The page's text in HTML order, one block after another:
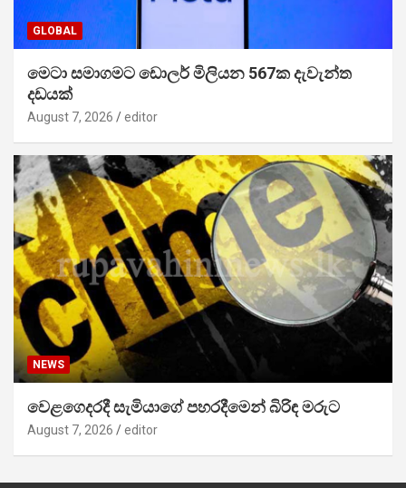
GLOBAL
මෙටා සමාගමට ඩොලර් මිලියන 567ක දැවැන්ත
දඩයක්
August 7, 2026 editor
NEWS
වෙළගෙදරදී සැමියාගේ පහරදීමෙන් බිරිඳ මරුට
August 7, 2026 editor